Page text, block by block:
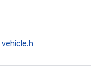
vehicle.h